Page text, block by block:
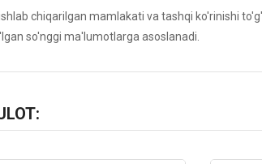
chiqarilgan mamlakati va tashqi ko'rinishi
so'nggi ma'lumotlarga asoslanadi.